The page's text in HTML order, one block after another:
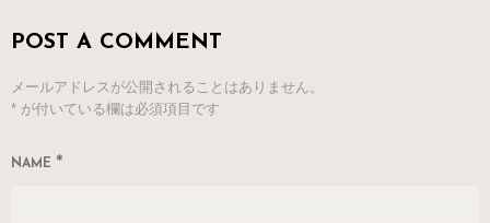
POST A COMMENT
メールアドレスが公開されることはありません。
* が付いている欄は必須項目です
NAME *